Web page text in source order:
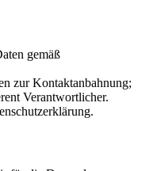
gemäß
zur Kontaktanbahnung;
Verantwortlicher.